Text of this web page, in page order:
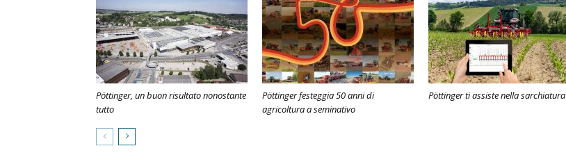
Pöttinger, un buon risultato nonostante
tutto
Pöttinger festeggia 50 anni di
agricoltura a seminativo
Pöttinger ti assiste nella sarchiatura